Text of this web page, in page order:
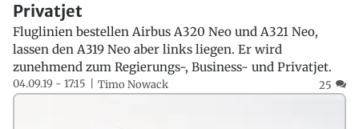
Privatjet
Fluglinien bestellen Airbus A320 Neo und A321 Neo,
lassen den A319 Neo aber links liegen. Er wird
zunehmend zum Regierungs-, Business- und Privatjet.
04.09.19 - 17:15 Timo Nowack 25